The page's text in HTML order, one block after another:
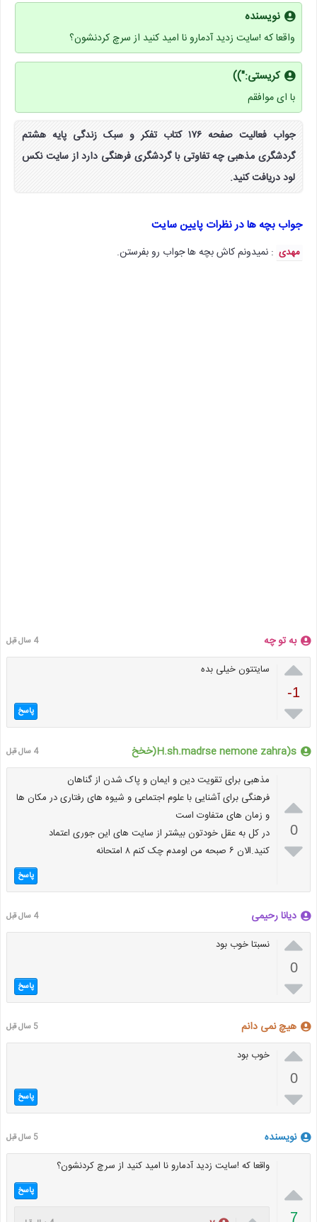
نویسنده
واقعا که !سایت زدید آدمارو نا امید کنید از سرچ کردنشون؟
کریستی:"))
با ای موافقم
جواب فعالیت صفحه ۱۷۶ کتاب تفکر و سبک زندگی پایه هشتم
گردشگری مذهبی چه تفاوتی با گردشگری فرهنگی دارد از سایت نکس
لود دریافت کنید.
جواب بچه ها در نظرات پایین سایت
مهدی : نمیدونم کاش بچه ها جواب رو بفرستن.
به تو چه 4 سال قبل

-1

سایتتون خیلی بده
پاسخ
H.sh.madrse nemone zahra)s(خخخ 4 سال قبل

0

مذهبی برای تقویت دین و ایمان و پاک شدن از گناهان
فرهنگی برای آشنایی با علوم اجتماعی و شیوه های رفتاری در مکان ها
و زمان های متفاوت است
در کل به عقل خودتون بیشتر از سایت های این جوری اعتماد
کنید.الان ۶ صبحه من اومدم چک کنم ۸ امتحانه
پاسخ
دیانا رحیمی 4 سال قبل

0

نسبتا خوب بود
پاسخ
هیچ نمی دانم 5 سال قبل

0

خوب بود
پاسخ
نویسنده 5 سال قبل

7
واقعا که !سایت زدید آدمارو نا امید کنید از سرچ کردنشون؟
پاسخ